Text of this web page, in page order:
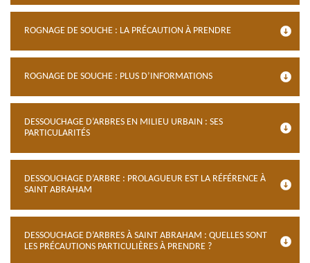
ROGNAGE DE SOUCHE : LA PRÉCAUTION À PRENDRE
ROGNAGE DE SOUCHE : PLUS D’INFORMATIONS
DESSOUCHAGE D’ARBRES EN MILIEU URBAIN : SES
PARTICULARITÉS
DESSOUCHAGE D’ARBRE : PROLAGUEUR EST LA RÉFÉRENCE À
SAINT ABRAHAM
DESSOUCHAGE D’ARBRES À SAINT ABRAHAM : QUELLES SONT
LES PRÉCAUTIONS PARTICULIÈRES À PRENDRE ?